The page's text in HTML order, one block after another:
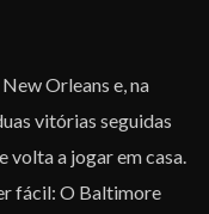
Orleans e, na
vitórias seguidas
volta a jogar em casa.
fácil: O Baltimore